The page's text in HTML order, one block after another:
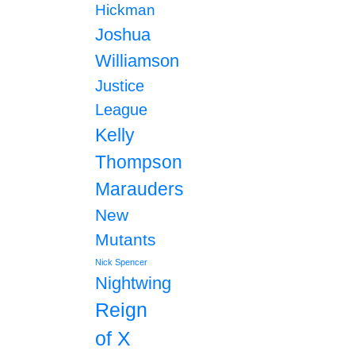
Hickman
Joshua
Williamson
Justice
League
Kelly
Thompson
Marauders
New
Mutants
Nick Spencer
Nightwing
Reign
of X